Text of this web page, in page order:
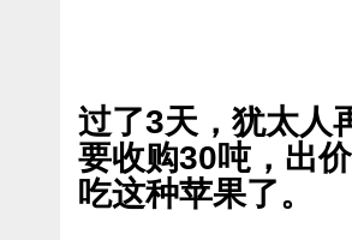
过了3天，犹太人
要收购30吨，出
吃这种苹果了。